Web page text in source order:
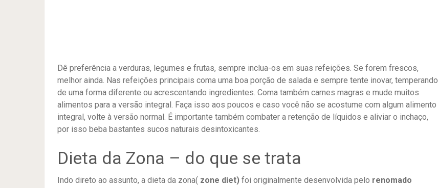
Dê preferência a verduras, legumes e frutas, sempre inclua-os em suas refeições. Se forem frescos,
melhor ainda. Nas refeições principais coma uma boa porção de salada e sempre tente inovar, temperando
de uma forma diferente ou acrescentando ingredientes. Coma também carnes magras e mude muitos
alimentos para a versão integral. Faça isso aos poucos e caso você não se acostume com algum alimento
integral, volte à versão normal. É importante também combater a retenção de líquidos e aliviar o inchaço,
por isso beba bastantes sucos naturais desintoxicantes.
Dieta da Zona – do que se trata
Indo direto ao assunto, a dieta da zona( zone diet) foi originalmente desenvolvida pelo renomado